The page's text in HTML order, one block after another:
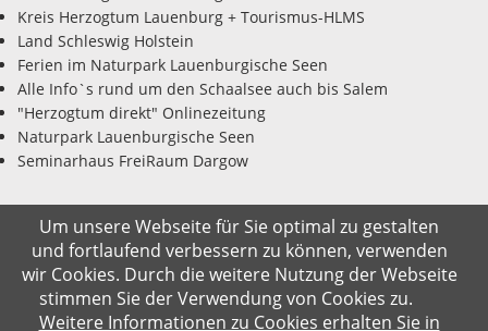
Kreis Herzogtum Lauenburg + Tourismus-HLMS
Land Schleswig Holstein
Ferien im Naturpark Lauenburgische Seen
Alle Info`s rund um den Schaalsee auch bis Salem
"Herzogtum direkt" Onlinezeitung
Naturpark Lauenburgische Seen
Seminarhaus FreiRaum Dargow
© Gemeinde Salem-Dargow 06.08.2026
Impressum Datenschutz Kontakt Suche
Um unsere Webseite für Sie optimal zu gestalten
und fortlaufend verbessern zu können, verwenden
wir Cookies. Durch die weitere Nutzung der Webseite
stimmen Sie der Verwendung von Cookies zu.
Weitere Informationen zu Cookies erhalten Sie in